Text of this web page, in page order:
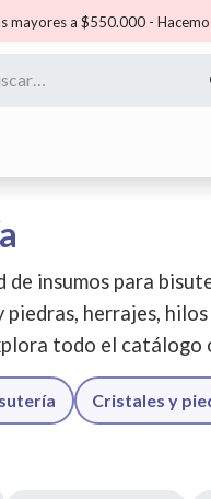
mayores a $550.000 -
de insumos para
herrajes,
todo el catálogo
Cristales y